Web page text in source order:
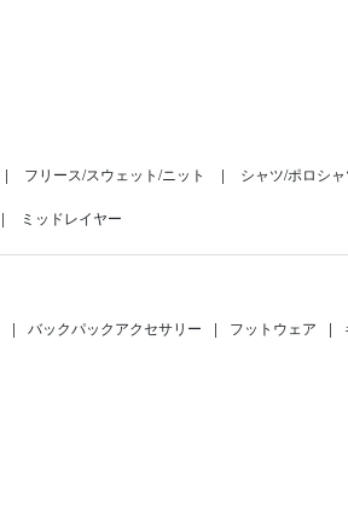
フリース/スウェット/ニット シャツ/ポロシャ
ミッドレイヤー
| バックパックアクセサリー | フットウェア |